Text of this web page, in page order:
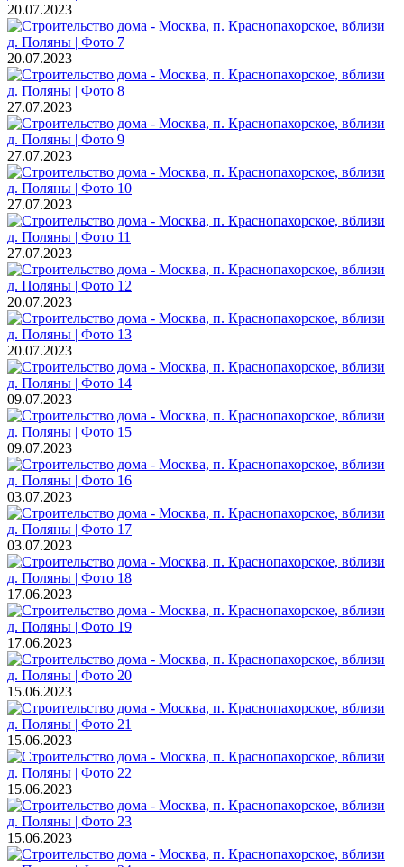
20.07.2023
20.07.2023
27.07.2023
27.07.2023
27.07.2023
27.07.2023
20.07.2023
20.07.2023
09.07.2023
09.07.2023
03.07.2023
03.07.2023
17.06.2023
17.06.2023
15.06.2023
15.06.2023
15.06.2023
15.06.2023